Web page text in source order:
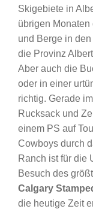
Skigebiete in
übrigen
und Berge in
die Provinz
Aber auch die
oder in einer
richtig. Gerade
Rucksack und
einem PS auf
Cowboys durch
Ranch ist für die
Besuch des
Calgary
die heutige Zeit